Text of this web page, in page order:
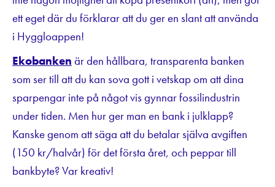
ett eget där du förklarar att du ger en slant att använda
i Hyggloappen!
Ekobanken är den hållbara, transparenta banken
som ser till att du kan sova gott i vetskap om att dina
sparpengar inte på något vis gynnar fossilindustrin
under tiden. Men hur ger man en bank i julklapp?
Kanske genom att säga att du betalar själva avgiften
(150 kr/halvår) för det första året, och peppar till
bankbyte? Var kreativ!